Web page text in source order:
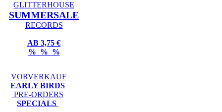
GLITTERHOUSE
SUMMERSALE
RECORDS
AB 3,75 €
% % %
VORVERKAUF
EARLY BIRDS
PRE-ORDERS
SPECIALS